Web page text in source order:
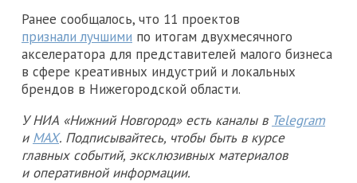
Ранее сообщалось, что 11 проектов
признали лучшими по итогам двухмесячного
акселератора для представителей малого бизнеса
в сфере креативных индустрий и локальных
брендов в Нижегородской области.
У НИА «Нижний Новгород» есть каналы в Telegram
и MAX. Подписывайтесь, чтобы быть в курсе
главных событий, эксклюзивных материалов
и оперативной информации.